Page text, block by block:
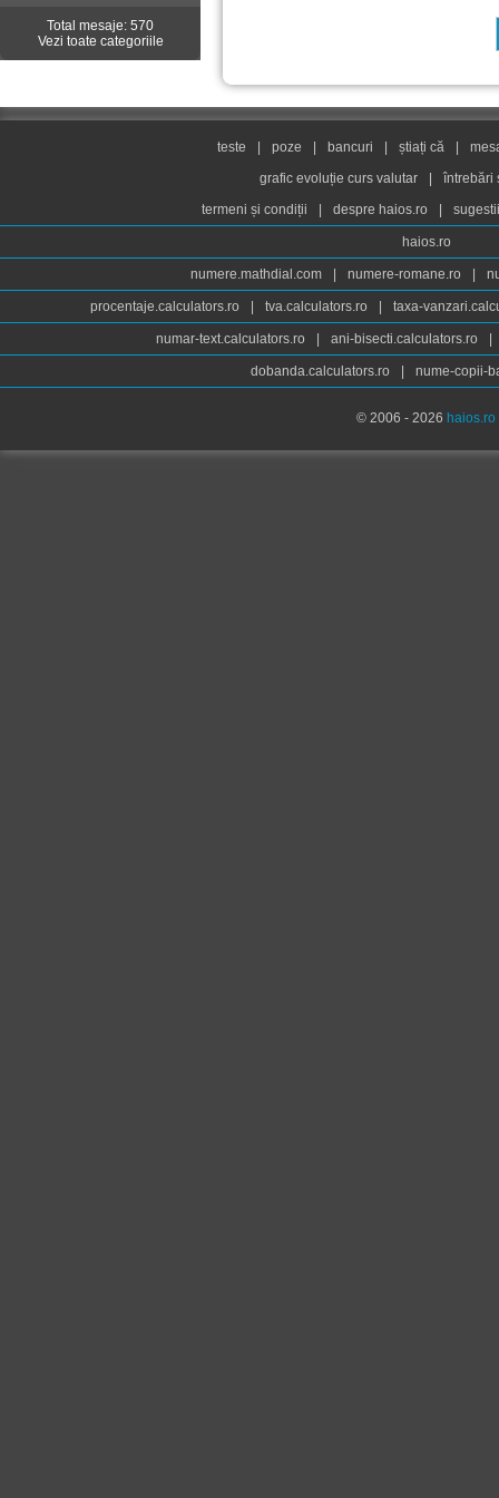
Total mesaje: 570
Vezi toate categoriile
teste poze bancuri știați că
grafic evoluție curs valutar
întrebări
termeni și condiții
despre haios.ro
haios.ro
numere.mathdial.com numere-romane.ro
procentaje.calculators.ro tva.calculators.ro taxa-
numar-text.calculators.ro ani-bisecti.calculators.ro
dobanda.calculators.ro nume-copii-
© 2006 - 2026 haios.ro